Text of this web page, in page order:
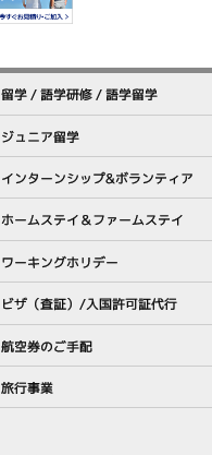
留学 / 語学研修 / 語学留学
ジュニア留学
インターンシップ&ボランティア
ホームステイ＆ファームステイ
ワーキングホリデー
ビザ（査証）/入国許可証代行
航空券のご手配
旅行事業